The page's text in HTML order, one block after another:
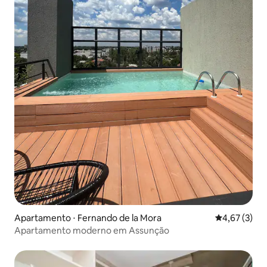
Apartamento ⋅ Fernando de la Mora 4,67 de
4,67 (3)
Apartamento moderno em Assunção